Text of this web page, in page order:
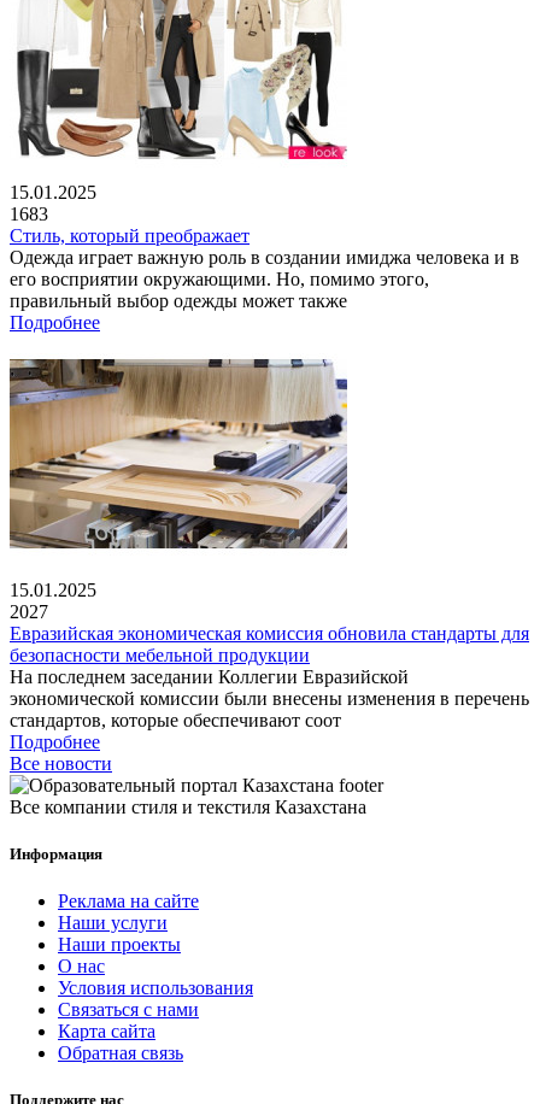
15.01.2025
1683
Стиль, который преображает
Одежда играет важную роль в создании имиджа человека и в
его восприятии окружающими. Но, помимо этого,
правильный выбор одежды может также
Подробнее
15.01.2025
2027
Евразийская экономическая комиссия обновила стандарты для
безопасности мебельной продукции
На последнем заседании Коллегии Евразийской
экономической комиссии были внесены изменения в перечень
стандартов, которые обеспечивают соот
Подробнее
Все новости
Все компании стиля и текстиля Казахстана
Информация
Реклама на сайте
Наши услуги
Наши проекты
О нас
Условия использования
Связаться с нами
Карта сайта
Обратная связь
Поддержите нас